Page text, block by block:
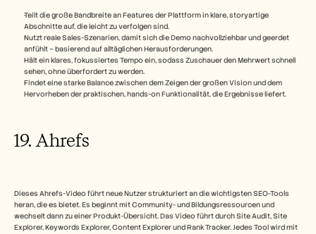
Teilt die große Bandbreite an Features der Plattform in klare, storyartige
Abschnitte auf, die leicht zu verfolgen sind.
Nutzt reale Sales-Szenarien, damit sich die Demo nachvollziehbar und geerdet
anfühlt – basierend auf alltäglichen Herausforderungen.
Hält ein klares, fokussiertes Tempo ein, sodass Zuschauer den Mehrwert schnell
sehen, ohne überfordert zu werden.
Findet eine starke Balance zwischen dem Zeigen der großen Vision und dem
Hervorheben der praktischen, hands-on Funktionalität, die Ergebnisse liefert.
19. Ahrefs
Dieses Ahrefs-Video führt neue Nutzer strukturiert an die wichtigsten SEO-Tools
heran, die es bietet. Es beginnt mit Community- und Bildungsressourcen und
wechselt dann zu einer Produkt-Übersicht. Das Video führt durch Site Audit, Site
Explorer, Keywords Explorer, Content Explorer und Rank Tracker. Jedes Tool wird mit